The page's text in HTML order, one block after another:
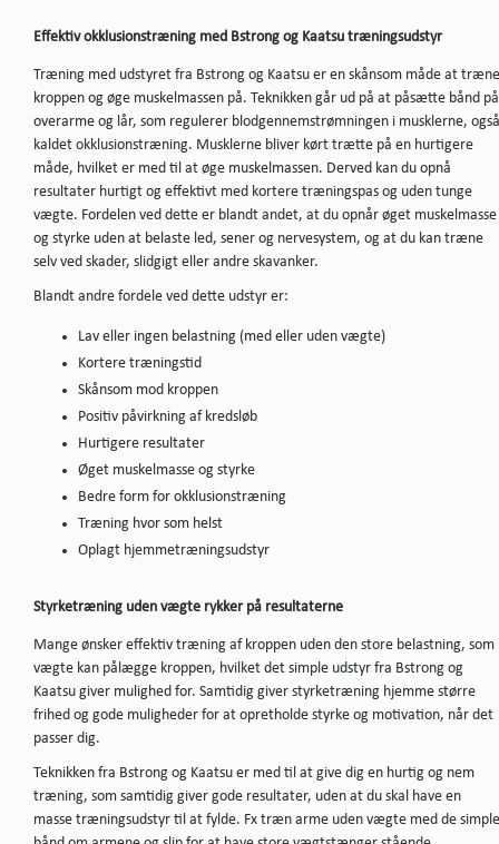
Effektiv okklusionstræning med Bstrong og Kaatsu træningsudstyr
Træning med udstyret fra Bstrong og Kaatsu er en skånsom måde at træne
kroppen og øge muskelmassen på. Teknikken går ud på at påsætte bånd på
overarme og lår, som regulerer blodgennemstrømningen i musklerne, også
kaldet okklusionstræning. Musklerne bliver kørt trætte på en hurtigere
måde, hvilket er med til at øge muskelmassen. Derved kan du opnå
resultater hurtigt og effektivt med kortere træningspas og uden tunge
vægte. Fordelen ved dette er blandt andet, at du opnår øget muskelmasse
og styrke uden at belaste led, sener og nervesystem, og at du kan træne
selv ved skader, slidgigt eller andre skavanker.
Blandt andre fordele ved dette udstyr er:
Lav eller ingen belastning (med eller uden vægte)
Kortere træningstid
Skånsom mod kroppen
Positiv påvirkning af kredsløb
Hurtigere resultater
Øget muskelmasse og styrke
Bedre form for okklusionstræning
Træning hvor som helst
Oplagt hjemmetræningsudstyr
Styrketræning uden vægte rykker på resultaterne
Mange ønsker effektiv træning af kroppen uden den store belastning, som
vægte kan pålægge kroppen, hvilket det simple udstyr fra Bstrong og
Kaatsu giver mulighed for. Samtidig giver styrketræning hjemme større
frihed og gode muligheder for at opretholde styrke og motivation, når det
passer dig.
Teknikken fra Bstrong og Kaatsu er med til at give dig en hurtig og nem
træning, som samtidig giver gode resultater, uden at du skal have en
masse træningsudstyr til at fylde. Fx træn arme uden vægte med de simple